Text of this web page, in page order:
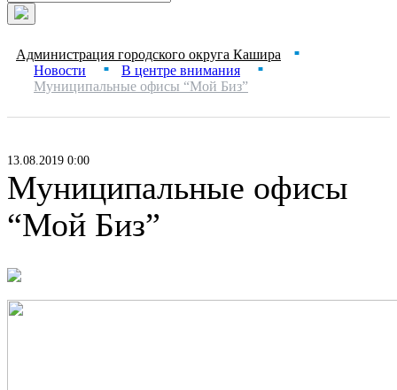
Администрация городского округа Кашира ■
Новости ■ В центре внимания ■
Муниципальные офисы “Мой Биз”
13.08.2019 0:00
Муниципальные офисы
“Мой Биз”